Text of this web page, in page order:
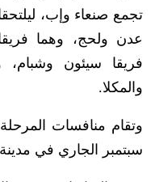
تجمع صنعاء وإب،
عدن ولحج، وهما فريقا
فريقا سيئون وشبام،
والمكلا.
وتقام منافسات
سبتمبر الجاري في